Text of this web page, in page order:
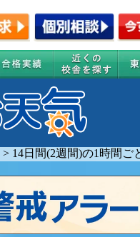
> 14日間(2週間)の1時間ご